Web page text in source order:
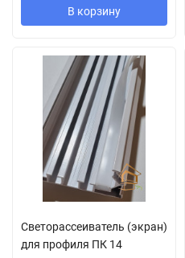
В корзину
Светорассеиватель (экран)
для профиля ПК 14